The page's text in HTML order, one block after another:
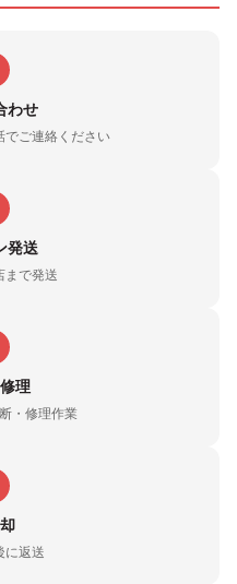
わせ
でご連絡ください
発送
まで発送
理
・修理作業
に返送